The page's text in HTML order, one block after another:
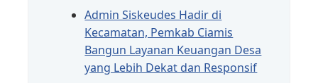
Admin Siskeudes Hadir di
Kecamatan, Pemkab Ciamis
Bangun Layanan Keuangan Desa
yang Lebih Dekat dan Responsif